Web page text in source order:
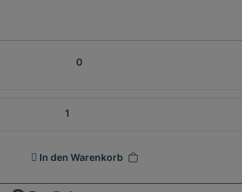
In den Warenkorb